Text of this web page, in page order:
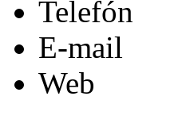
Telefón
E-mail
Web